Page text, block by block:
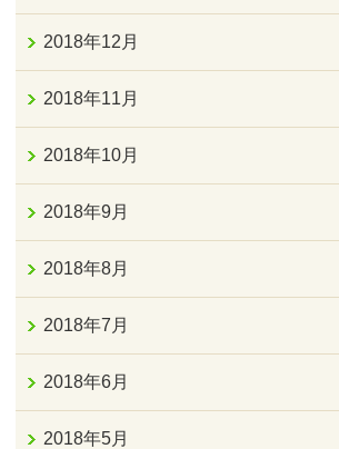
2018年12月
2018年11月
2018年10月
2018年9月
2018年8月
2018年7月
2018年6月
2018年5月